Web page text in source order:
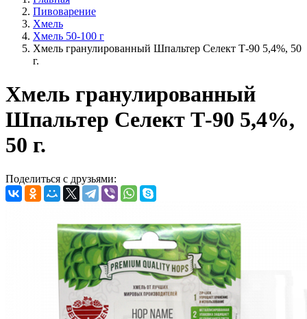
Пивоварение
Хмель
Хмель 50-100 г
Хмель гранулированный Шпальтер Селект Т-90 5,4%, 50
г.
Хмель гранулированный
Шпальтер Селект Т-90 5,4%,
50 г.
Поделиться с друзьями: